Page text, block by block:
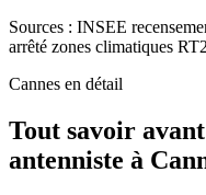
Sources : INSEE
arrêté zones climatiques
Cannes en détail
Tout savoir
antenniste à